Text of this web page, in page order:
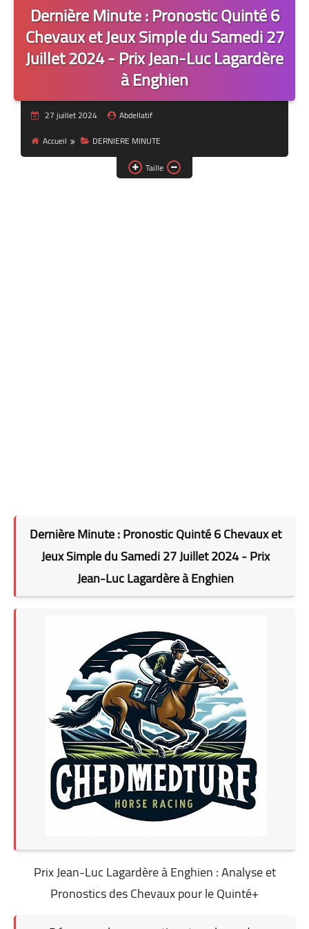
Dernière Minute : Pronostic Quinté 6
Chevaux et Jeux Simple du Samedi 27
Juillet 2024 - Prix Jean-Luc Lagardère
à Enghien
27 juillet 2024
Abdellatif
Accueil
DERNIERE MINUTE
Taille
Dernière Minute : Pronostic Quinté 6 Chevaux et
Jeux Simple du Samedi 27 Juillet 2024 - Prix
Jean-Luc Lagardère à Enghien
Prix Jean-Luc Lagardère à Enghien : Analyse et
Pronostics des Chevaux pour le Quinté+